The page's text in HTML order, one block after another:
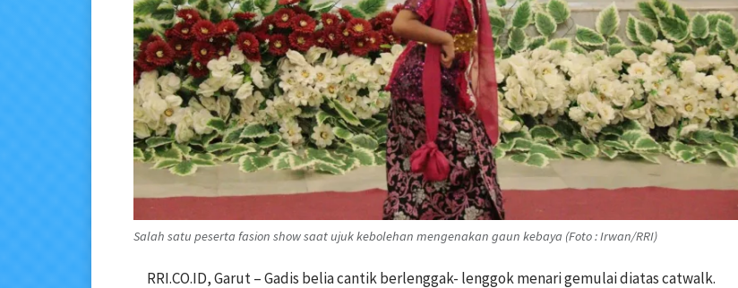
Salah satu peserta fasion show saat ujuk kebolehan mengenakan gaun kebaya (Foto : Irwan/RRI)
RRI.CO.ID, Garut – Gadis belia cantik berlenggak- lenggok menari gemulai diatas catwalk.